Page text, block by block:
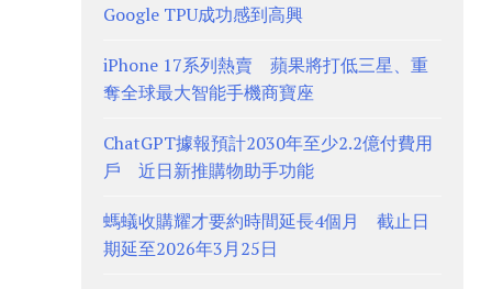
Google TPU成功感到高興
iPhone 17系列熱賣 蘋果將打低三星、重
奪全球最大智能手機商寶座
ChatGPT據報預計2030年至少2.2億付費用
戶 近日新推購物助手功能
螞蟻收購耀才要約時間延長4個月 截止日
期延至2026年3月25日